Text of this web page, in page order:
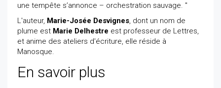
une tempête s’annonce – orchestration sauvage. "
L'auteur, Marie-Josée Desvignes, dont un nom de
plume est Marie Delhestre est professeur de Lettres,
et anime des ateliers d'écriture, elle réside à
Manosque.
En savoir plus